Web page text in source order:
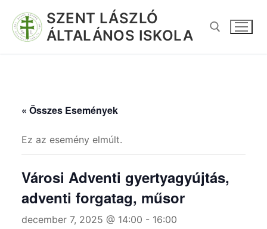
SZENT LÁSZLÓ
ÁLTALÁNOS ISKOLA
« Összes Események
Ez az esemény elmúlt.
Városi Adventi gyertyagyújtás,
adventi forgatag, műsor
december 7, 2025 @ 14:00 - 16:00